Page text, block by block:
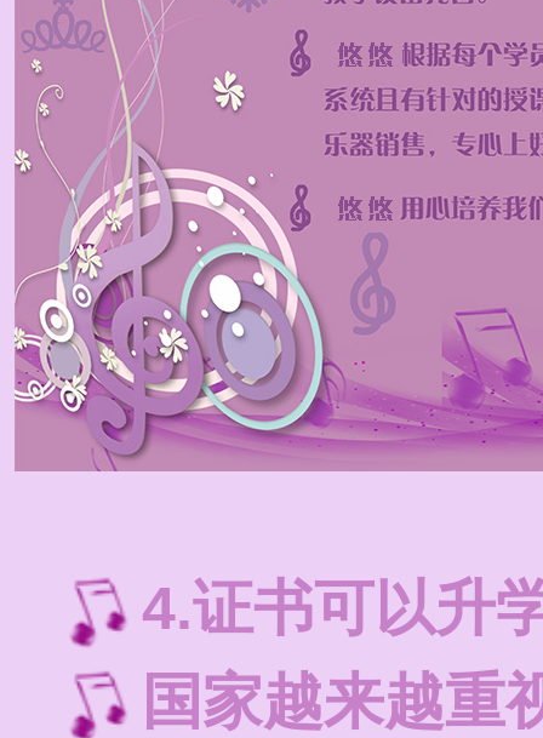
4.证书可以升
国家越来越重